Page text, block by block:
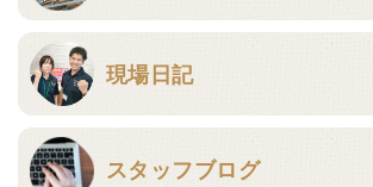
現場日記
スタッフブログ